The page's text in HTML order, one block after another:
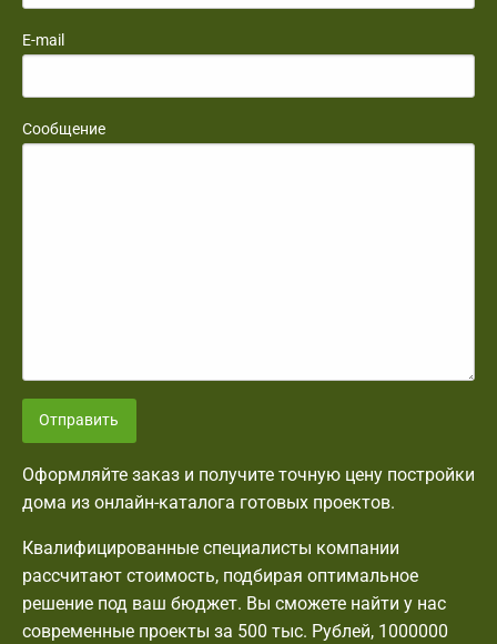
E-mail
Сообщение
Отправить
Оформляйте заказ и получите точную цену постройки
дома из онлайн-каталога готовых проектов.
Квалифицированные специалисты компании
рассчитают стоимость, подбирая оптимальное
решение под ваш бюджет. Вы сможете найти у нас
современные проекты за 500 тыс. Рублей, 1000000